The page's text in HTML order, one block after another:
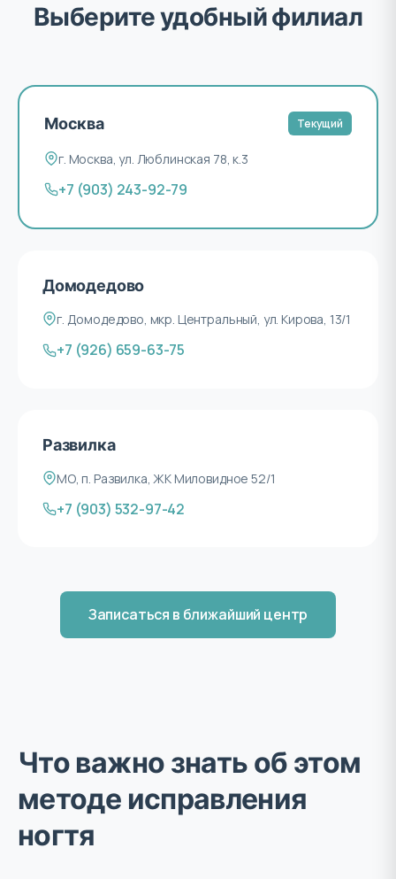
Выберите удобный филиал
Москва Текущий
г. Москва, ул. Люблинская 78, к.3
+7 (903) 243-92-79
Домодедово
г. Домодедово, мкр. Центральный, ул. Кирова, 13/1
+7 (926) 659-63-75
Развилка
МО, п. Развилка, ЖК Миловидное 52/1
+7 (903) 532-97-42
Записаться в ближайший центр
Что важно знать об этом
методе исправления
ногтя